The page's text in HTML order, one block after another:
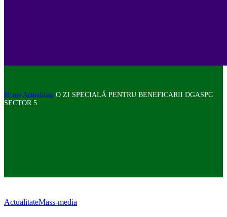
Home Actualitate O ZI SPECIALĂ PENTRU BENEFICARII DGASPC
SECTOR 5
ActualitateMass-media